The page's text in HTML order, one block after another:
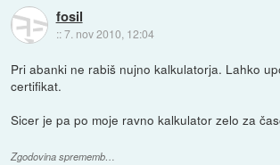
fosil
::7. nov 2010, 12:04
Pri abanki ne rabiš nujno kalkulatorja. Lahko
certifikat.
Sicer je pa po moje ravno kalkulator zelo za
Zgodovina sprememb…